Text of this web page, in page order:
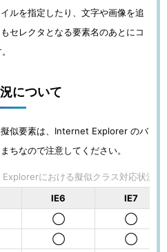
ルを指定したり、文字や画像を追
セレクタとなる要素名のあとにコ
について
擬似要素は、Internet Explorer のバ
ちなので注意してください。
における擬似クラス対応状況
IE6
IE7
◯
◯
◯ ◯